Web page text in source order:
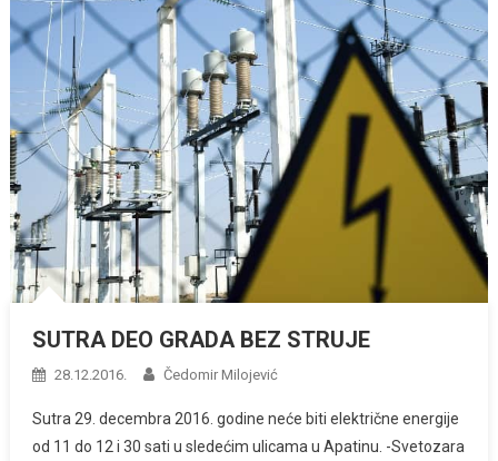
SUTRA DEO GRADA BEZ STRUJE
28.12.2016. Čedomir Milojević
Sutra 29. decembra 2016. godine neće biti električne energije
od 11 do 12 i 30 sati u sledećim ulicama u Apatinu. -Svetozara